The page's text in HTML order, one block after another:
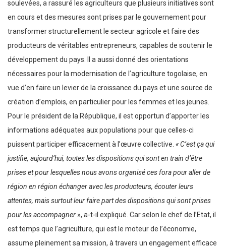
soulevées, a rassuré les agriculteurs que plusieurs initiatives sont
en cours et des mesures sont prises par le gouvernement pour
transformer structurellement le secteur agricole et faire des
producteurs de véritables entrepreneurs, capables de soutenir le
développement du pays. Il a aussi donné des orientations
nécessaires pour la modernisation de l’agriculture togolaise, en
vue d’en faire un levier de la croissance du pays et une source de
création d’emplois, en particulier pour les femmes et les jeunes.
Pour le président de la République, il est opportun d’apporter les
informations adéquates aux populations pour que celles-ci
puissent participer efficacement à l’œuvre collective. « C’est ça qui
justifie, aujourd’hui, toutes les dispositions qui sont en train d’être
prises et pour lesquelles nous avons organisé ces fora pour aller de
région en région échanger avec les producteurs, écouter leurs
attentes, mais surtout leur faire part des dispositions qui sont prises
pour les accompagner », a-t-il expliqué. Car selon le chef de l’Etat, il
est temps que l’agriculture, qui est le moteur de l’économie,
assume pleinement sa mission, à travers un engagement efficace